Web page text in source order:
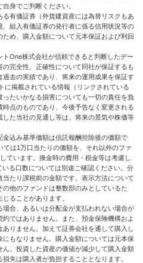
身でご判断ください。
有価証券（外貨建資産には為替リスクもあ
組入有価証券の発行者に係る信用状況等の
め、購入金額について元本保証および利回
One株式会社が信頼できると判断したデー
完全性、正確性について同社が保証するも
去の実績であり、将来の運用成果を保証す
に掲載されている情報（リンクされている
たいかなる損害についても一切の責任を負
点のものであり、今後予告なく変更される
た当社の見通し等は、将来の景気や株価等
込み基準価額は信託報酬控除後の価額で
は1万口当たりの価額を、それ以外のファ
ています。換金時の費用・税金等は考慮し
る口数については別途ご確認ください。分
たり課税前の金額です。表示方法について
他のファンドは整数部のみとしているた
ることがあります。
合、あるいは分配金が支払われない場合が
ではありません。また、預金保険機構およ
りません。加えて証券会社を通して購入し
もなりません。購入金額については元本保
。投資した資産の価値が減少して購入金額
失は購入者が負担することとなります。